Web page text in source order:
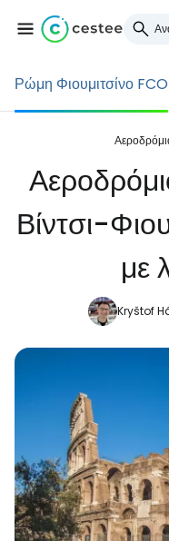
Ρώμη Φιουμιτσίνο FCO
Βίντσι-
με
Kryštof
... η παγκόσμια